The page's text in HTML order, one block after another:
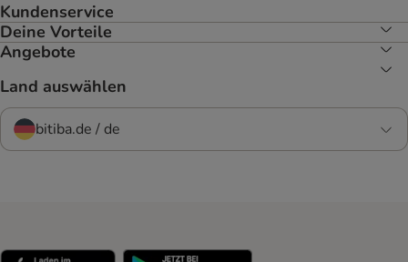
Kundenservice
Deine Vorteile
Angebote
Land auswählen
bitiba.de / de